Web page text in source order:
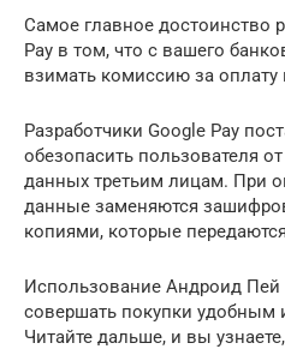
Самое главное достоинство
Pay в том, что с вашего
взимать комиссию за оплату
Разработчики Google Pay
обезопасить пользователя
данных третьим лицам. При
данные заменяются
копиями, которые
Использование Андроид
совершать покупки
Читайте дальше, и вы